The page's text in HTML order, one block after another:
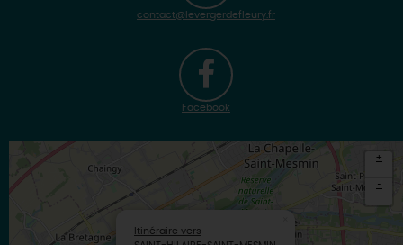
contact@levergerdefleury.fr
Facebook
Itinéraire vers
+
-